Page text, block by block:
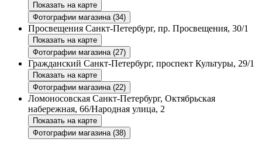
Показать на карте
Фотографии магазина (34)
Просвещения Санкт-Петербург, пр. Просвещения, 30/1
Показать на карте
Фотографии магазина (27)
Гражданский Санкт-Петербург, проспект Культуры, 29/1
Показать на карте
Фотографии магазина (22)
Ломоносовская Санкт-Петербург, Октябрьская
набережная, 66/Народная улица, 2
Показать на карте
Фотографии магазина (38)